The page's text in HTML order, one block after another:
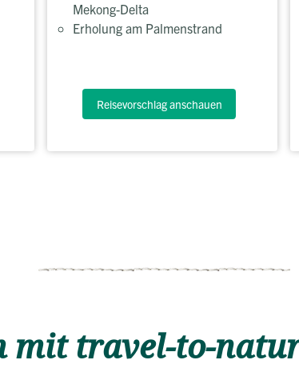
Mekong-Delta
Erholung am Palmenstrand
Reisevorschlag anschauen
mit travel-to-